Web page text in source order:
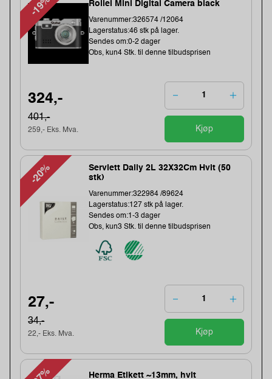
-19% Rollei Mini Digital Camera black
Varenummer:326574 /12064
Lagerstatus:46 stk på lager.
Sendes om:0-2 dager
Obs, kun4 Stk. til denne tilbudsprisen
324,-
401,-
259,- Eks. Mva. Kjøp
-20%
Serviett Daily 2L 32X32Cm Hvit (50
stk)
Varenummer:322984 /89624
Lagerstatus:127 stk på lager.
Sendes om:1-3 dager
Obs, kun3 Stk. til denne tilbudsprisen
27,-
34,-
22,- Eks. Mva. Kjøp
Herma Etikett ~13mm, hvit